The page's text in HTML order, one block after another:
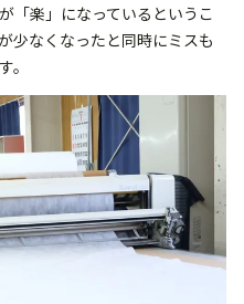
「楽」になっているというこ
少なくなったと同時にミスも
。